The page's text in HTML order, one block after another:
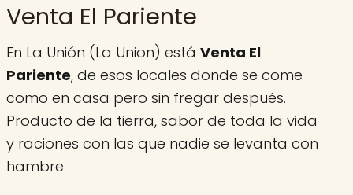
Venta El Pariente
En La Unión (La Union) está Venta El
Pariente, de esos locales donde se come
como en casa pero sin fregar después.
Producto de la tierra, sabor de toda la vida
y raciones con las que nadie se levanta con
hambre.